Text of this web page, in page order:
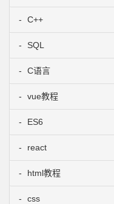
C++
SQL
C语言
vue教程
ES6
react
html教程
css